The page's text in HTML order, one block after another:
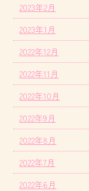
2023年2月
2023年1月
2022年12月
2022年11月
2022年10月
2022年9月
2022年8月
2022年7月
2022年6月